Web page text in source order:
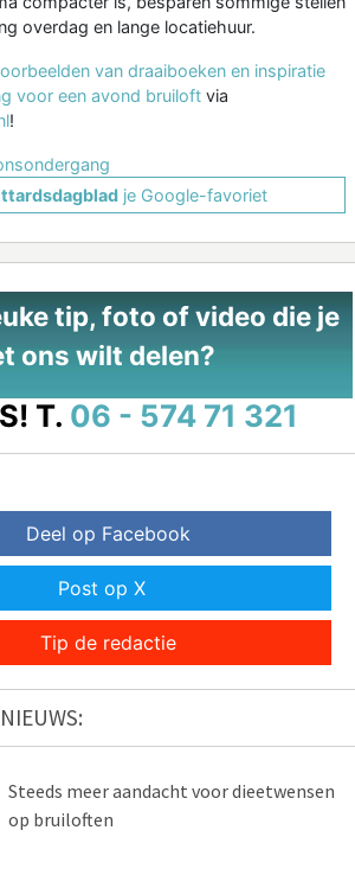
overdag en lange locatiehuur.
van draaiboeken en inspiratie
voor een avond bruiloft via
!
je Google-favoriet
tip, foto of video die je
ons wilt delen?
T. 06 - 574 71 321
Deel op Facebook
Post op X
Tip de redactie
Steeds meer aandacht voor dieetwensen
op bruiloften